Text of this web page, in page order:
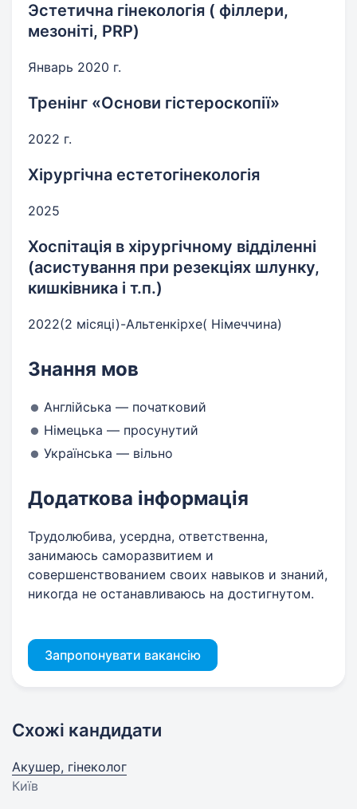
Эстетична гінекологія ( філлери,
мезоніті, PRP)
Январь 2020 г.
Тренінг «Основи гістероскопії»
2022 г.
Хірургічна естетогінекологія
2025
Хоспітація в хірургічному відділенні
(асистування при резекціях шлунку,
кишківника і т.п.)
2022(2 місяці)-Альтенкірхе( Німеччина)
Знання мов
Англійська — початковий
Німецька — просунутий
Українська — вільно
Додаткова інформація
Трудолюбива, усердна, ответственна,
занимаюсь саморазвитием и
совершенствованием своих навыков и знаний,
никогда не останавливаюсь на достигнутом.
Запропонувати вакансію
Схожі кандидати
Акушер, гінеколог
Київ